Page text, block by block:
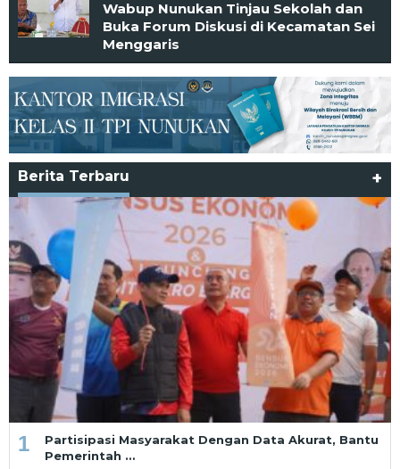
Wabup Nunukan Tinjau Sekolah dan
Buka Forum Diskusi di Kecamatan Sei
Menggaris
Berita Terbaru +
1
Partisipasi Masyarakat Dengan Data Akurat, Bantu
Pemerintah …